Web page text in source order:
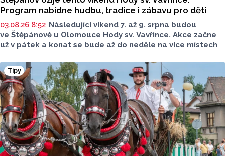
Program nabídne hudbu, tradice i zábavu pro děti
03.08.26 8:52 Následující víkend 7. až 9. srpna budou
ve Štěpánově u Olomouce Hody sv. Vavřince. Akce začne
už v pátek a konat se bude až do neděle na více místech
veselice, bohatého doprovodného programu pro celou
rodinu a na skvělou atmosféru.
Tipy